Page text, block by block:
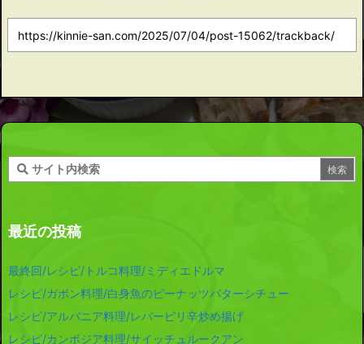
最近の投稿
最終回/レシピ/トルコ料理/ミディエドルマ
レシピ/ガボン料理/白身魚のピーナッツバターシチュー
レシピ/アルバニア料理/レバーピリ辛炒め揚げ
レシピ/カンボジア料理/サイッチュルークアン